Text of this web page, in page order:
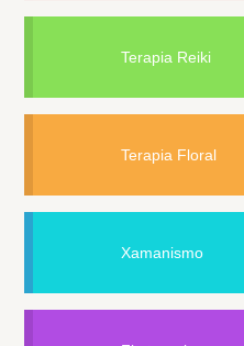
Terapia Reiki
Terapia Floral
Xamanismo